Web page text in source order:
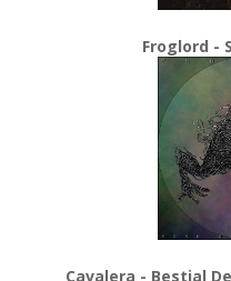
Froglord -
Cavalera - Bestial